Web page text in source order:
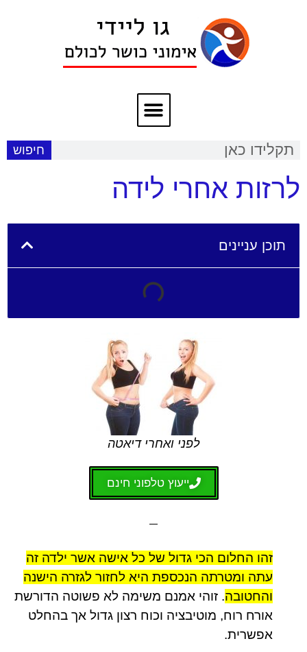
חיפוש
לרזות אחרי לידה
תוכן עניינים
לפני ואחרי דיאטה
ייעוץ טלפוני חינם
זהו החלום הכי גדול של כל אישה אשר ילדה זה
עתה ומטרתה הנכספת היא לחזור לגזרה הישנה
והחטובה. זוהי אמנם משימה לא פשוטה הדורשת
אורח רוח, מוטיבציה וכוח רצון גדול אך בהחלט
אפשרית.